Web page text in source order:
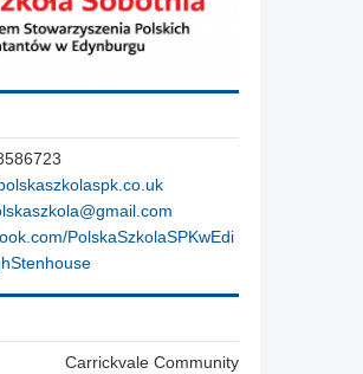
PolskaSzkolaSPKwEdi
Carrickvale Community